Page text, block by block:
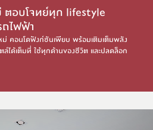
ตอบโจทย์ทุก lifestyle
ถไฟฟ้า
ม่ คอนโดฟังก์ชันเพียบ พร้อมเติมเต็มพลัง
ได้เต็มที่ ใช้ทุกด้านของชีวิต และปลดล็อก